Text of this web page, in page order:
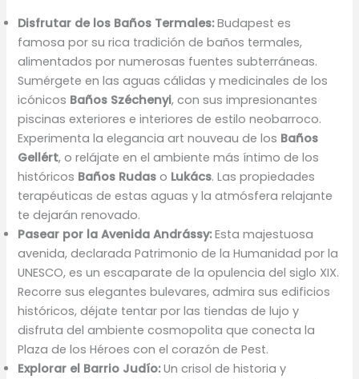
Disfrutar de los Baños Termales:Budapest es
famosa por su rica tradición de baños termales,
alimentados por numerosas fuentes subterráneas.
Sumérgete en las aguas cálidas y medicinales de los
icónicos Baños Széchenyi, con sus impresionantes
piscinas exteriores e interiores de estilo neobarroco.
Experimenta la elegancia art nouveau de los Baños
Gellért, o relájate en el ambiente más íntimo de los
históricos Baños Rudas o Lukács. Las propiedades
terapéuticas de estas aguas y la atmósfera relajante
te dejarán renovado.
Pasear por la Avenida Andrássy:Esta majestuosa
avenida, declarada Patrimonio de la Humanidad por la
UNESCO, es un escaparate de la opulencia del siglo XIX.
Recorre sus elegantes bulevares, admira sus edificios
históricos, déjate tentar por las tiendas de lujo y
disfruta del ambiente cosmopolita que conecta la
Plaza de los Héroes con el corazón de Pest.
Explorar el Barrio Judío:Un crisol de historia y